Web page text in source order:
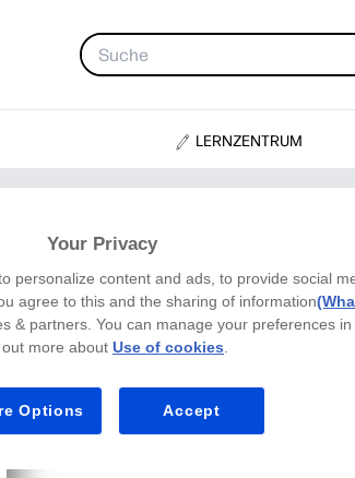
LERNZENTRUM
Drama Momma!
HP
— No Drama
Your Privacy
personalize content and ads, to provide social
agree to this and the sharing of information
& partners. You can manage your preferences in
more about Use of cookies
Options Accept